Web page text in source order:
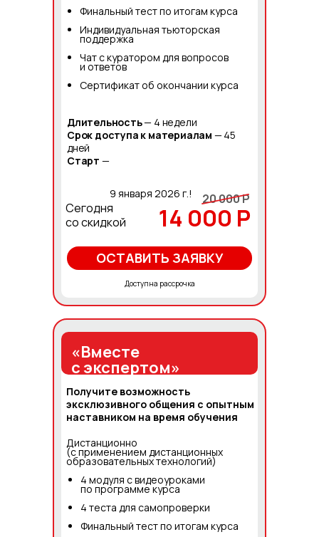
Доступна рассрочка
14 000 Р
20 000 Р
Финальный тест по итогам курса
Индивидуальная тьюторская
поддержка
Чат с куратором для вопросов
и ответов
Сертификат об окончании курса
Дистанционно
(с применением дистанционных
образовательных технологий)
4 модуля с видеоуроками
по программе курса
4 теста для самопроверки
Финальный тест по итогам курса
Сегодня
со скидкой
Получите возможность
эксклюзивного общения с опытным
наставником на время обучения
«Вместе
с экспертом»
Длительность— 4 недели
Срок доступа к материалам — 45
дней
Старт —
9 января 2026 г.!
ОСТАВИТЬ ЗАЯВКУ